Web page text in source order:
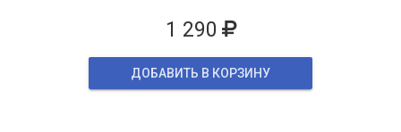
1 290
ДОБАВИТЬ В КОРЗИНУ